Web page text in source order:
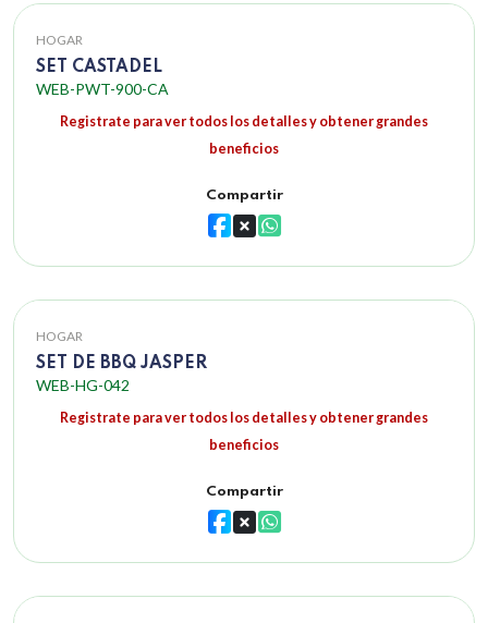
HOGAR
SET CASTADEL
WEB-PWT-900-CA
Registrate para ver todos los detalles y obtener grandes
beneficios
Compartir
HOGAR
SET DE BBQ JASPER
WEB-HG-042
Registrate para ver todos los detalles y obtener grandes
beneficios
Compartir